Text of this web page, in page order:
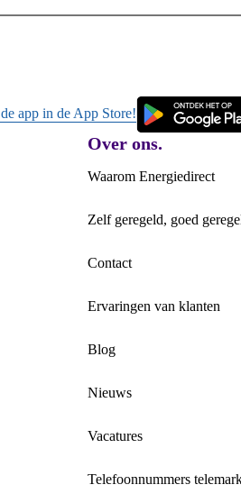
app in de App Store!
Over ons.
Waarom Energiedirect
Zelf geregeld, goed
Contact
Ervaringen van klanten
Blog
Nieuws
Vacatures
Telefoonnummers